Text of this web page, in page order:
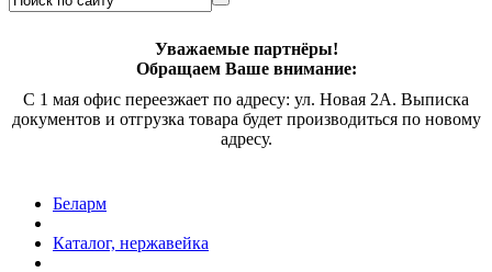
Уважаемые партнёры!
Обращаем Ваше внимание:
С 1 мая офис переезжает по адресу: ул. Новая 2А. Выписка
документов и отгрузка товара будет производиться по новому
адресу.
Беларм
Каталог, нержавейка